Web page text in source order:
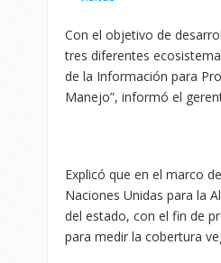
Con el objetivo de
tres diferentes
de la Información para
Manejo”, informó el
Explicó que en el marco
Naciones Unidas para la
del estado, con el fin de
para medir la cobertura